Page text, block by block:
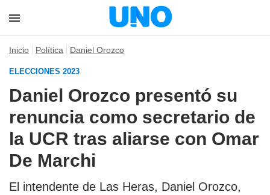
Inicio Política Daniel Orozco
ELECCIONES 2023
Daniel Orozco presentó su
renuncia como secretario de
la UCR tras aliarse con Omar
De Marchi
El intendente de Las Heras, Daniel Orozco,